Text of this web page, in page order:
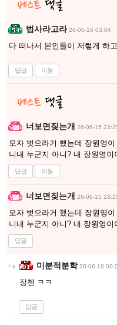
법사라고라 26-06-16 03:04
다 떠나서 본인들이 저렇게 하
답글 이동
너보면짖는개 26-06-15
모자 벗으라거 했는데 장원영이
니내 누군지 아니? 내 장원영
답글 이동
너보면짖는개 26-06-15
모자 벗으라거 했는데 장원영이
니내 누군지 아니? 내 장원영
답글
미분적분학 26-06-16
장첸 ㅋㅋ
답글